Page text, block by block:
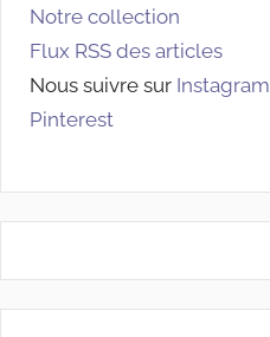
Notre collection
Flux RSS des articles
Nous suivre sur Instagram
Pinterest